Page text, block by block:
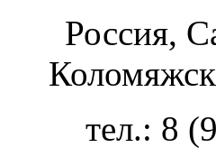
Россия,
тел.: 8